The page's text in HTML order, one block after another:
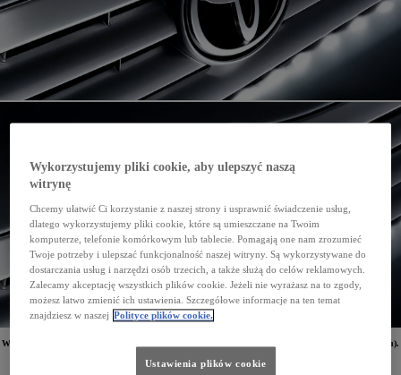
W 2024 roku Toyota była najczęściej wyszukiwaną marką motoryzacyjną w Google (piąty rok z rzędu).
Analizę przeprowadził portal CompareTheMarket.com.au.
Wykorzystujemy pliki cookie, aby ulepszyć naszą
witrynę
Chcemy ułatwić Ci korzystanie z naszej strony i usprawnić świadczenie usług,
dlatego wykorzystujemy pliki cookie, które są umieszczane na Twoim
komputerze, telefonie komórkowym lub tablecie. Pomagają one nam zrozumieć
Twoje potrzeby i ulepszać funkcjonalność naszej witryny. Są wykorzystywane do
dostarczania usług i narzędzi osób trzecich, a także służą do celów reklamowych.
Zalecamy akceptację wszystkich plików cookie. Jeżeli nie wyrażasz na to zgody,
możesz łatwo zmienić ich ustawienia. Szczegółowe informacje na ten temat
znajdziesz w naszej Polityce plików cookie.
Ustawienia plików cookie